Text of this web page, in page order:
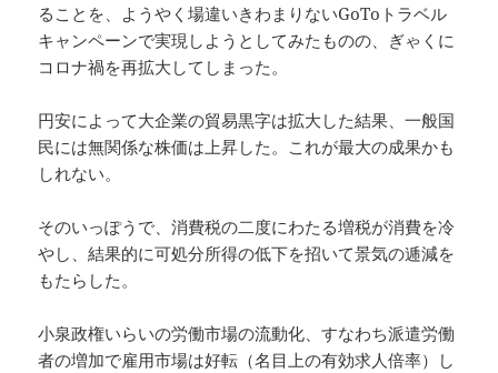
ることを、ようやく場違いきわまりないGoToトラベル
キャンペーンで実現しようとしてみたものの、ぎゃくに
コロナ禍を再拡大してしまった。
円安によって大企業の貿易黒字は拡大した結果、一般国
民には無関係な株価は上昇した。これが最大の成果かも
しれない。
そのいっぽうで、消費税の二度にわたる増税が消費を冷
やし、結果的に可処分所得の低下を招いて景気の逓減を
もたらした。
小泉政権いらいの労働市場の流動化、すなわち派遣労働
者の増加で雇用市場は好転（名目上の有効求人倍率）し